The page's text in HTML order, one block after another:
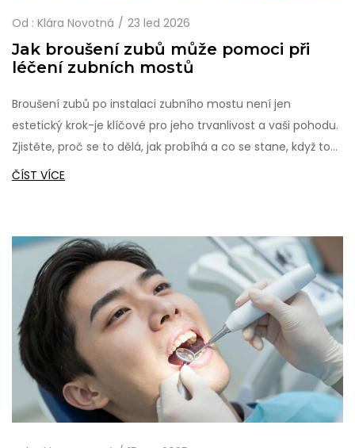
Od : Klára Novotná 23 led 2026
Jak broušení zubů může pomoci při
léčení zubních mostů
Broušení zubů po instalaci zubního mostu není jen
estetický krok-je klíčové pro jeho trvanlivost a vaši pohodu.
Zjistěte, proč se to dělá, jak probíhá a co se stane, když to
vynecháte.
ČÍST VÍCE